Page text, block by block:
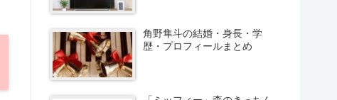
角野隼斗の結婚・身長・学
歴・プロフィールまとめ